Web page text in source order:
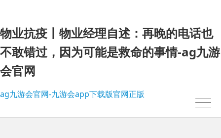
物业抗疫丨物业经理自述：再晚的电话也
不敢错过，因为可能是救命的事情-ag九游
会官网
ag九游会官网-九游会app下载版官网正版